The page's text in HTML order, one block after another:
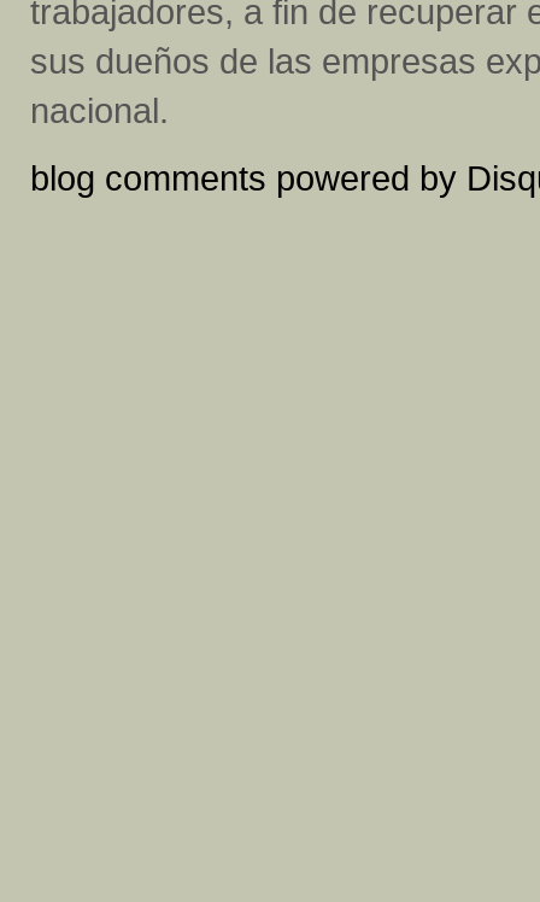
trabajadores, a fin de recuperar
sus dueños de las empresas
nacional.
blog comments powered by